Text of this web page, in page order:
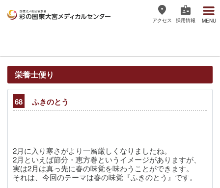
メディカルセンター
アクセス 採用情報 MENU
栄養士便り
68 ふきのとう
2月に入り寒さがより一層厳しくなりましたね。
2月といえば節分・恵方巻というイメージがありますが、
実は2月は真っ先に春の味覚を味わうことができます。
それは、今回のテーマは春の味覚『ふきのとう』です。